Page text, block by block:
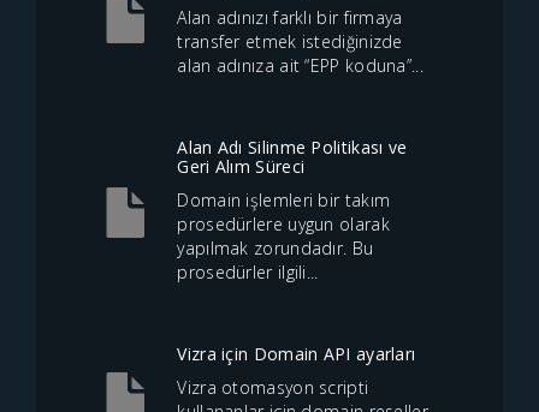
Alan adınızı farklı bir firmaya
transfer etmek istediğinizde
alan adınıza ait “EPP koduna”...
Alan Adı Silinme Politikası ve
Geri Alım Süreci
Domain işlemleri bir takım
prosedürlere uygun olarak
yapılmak zorundadır. Bu
prosedürler ilgili...
Vizra için Domain API ayarları
Vizra otomasyon scripti